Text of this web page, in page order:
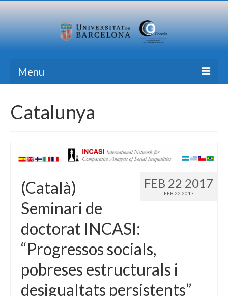
Menu
Research
Transfer
Publications
News Blog
Contact
Language:
Catalunya
FEB 22 2017
FEB 22 2017
(Català)
Seminari de
doctorat INCASI:
“Progressos socials,
pobreses estructurals i
desigualtats persistents”